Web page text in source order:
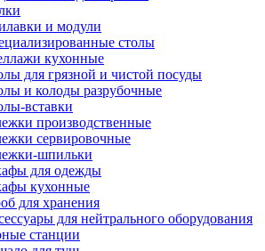
и модули
столы
кухонные
для грязной и чистой посуды
и колоды разрубочные
вставки
производственные
сервировочные
шпильки
для одежды
кухонные
для хранения
для нейтрального оборудования
станции